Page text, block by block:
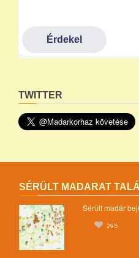
TWITTER
SÉRÜLT MADARAT
Sérült madár
295